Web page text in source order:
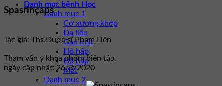
Danh mục bệnh Học
Danh mục 1
Cơ xương khớp
Da liễu
Gan mật
Hô hấp
Hô hấp
Mắt
Danh mục 2
Spasrincaps
Tác giả: Ths.Dược sĩ Phạm Liên
Tham vấn y khoa nhóm biên tập.
ngày cập nhật: 26/3/2020